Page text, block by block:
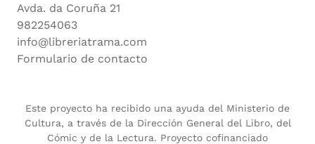
Avda. da Coruña 21
982254063
info@libreriatrama.com
Formulario de contacto
Este proyecto ha recibido una ayuda del Ministerio de
Cultura, a través de la Dirección General del Libro, del
Cómic y de la Lectura. Proyecto cofinanciado